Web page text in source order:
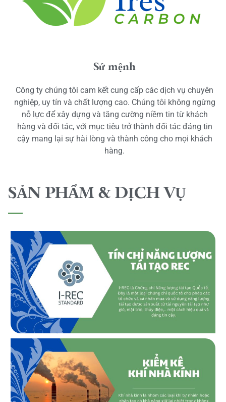
Sứ mệnh
Công ty chúng tôi cam kết cung cấp các dịch vụ chuyên
nghiệp, uy tín và chất lượng cao. Chúng tôi không ngừng
nỗ lực để xây dựng và tăng cường niềm tin từ khách
hàng và đối tác, với mục tiêu trở thành đối tác đáng tin
cậy mang lại sự hài lòng và thành công cho mọi khách
hàng.
SẢN PHẨM & DỊCH VỤ